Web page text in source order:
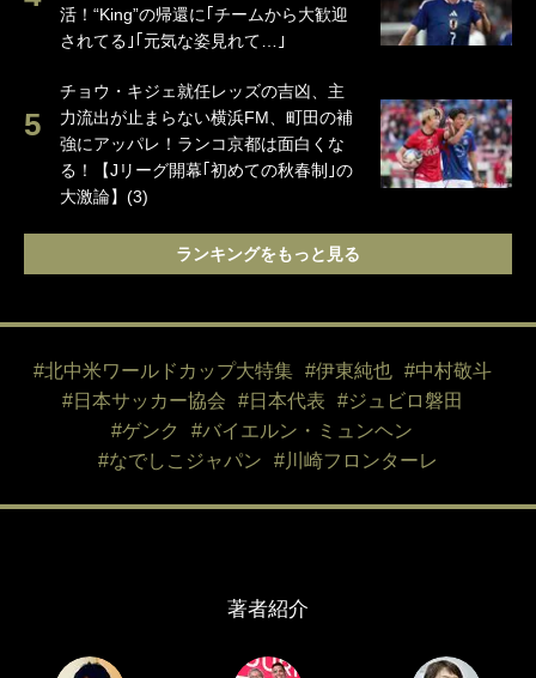
活！“King”の帰還に｢チームから大歓迎
されてる｣｢元気な姿見れて…｣
チョウ・キジェ就任レッズの吉凶、主
力流出が止まらない横浜FM、町田の補
強にアッパレ！ランコ京都は面白くな
る！【Jリーグ開幕｢初めての秋春制｣の
大激論】(3)
ランキングをもっと見る
#北中米ワールドカップ大特集 #伊東純也
#中村敬斗
#日本サッカー協会
#日本代表
#ジュビロ磐田
#ゲンク
#バイエルン・ミュンヘン
#なでしこジャパン
#川崎フロンターレ
著者紹介